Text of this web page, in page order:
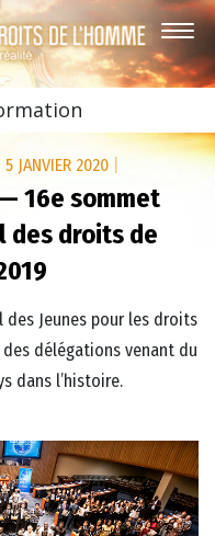
5 JANVIER 2020
16e sommet
des droits de
des Jeunes pour les droits
des délégations venant du
dans l’histoire.